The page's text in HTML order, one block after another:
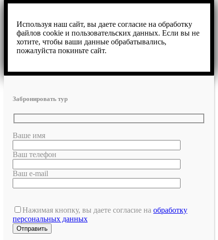
Используя наш сайт, вы даете согласие на обработку
файлов cookie и пользовательских данных. Если вы не
хотите, чтобы ваши данные обрабатывались,
пожалуйста покиньте сайт.
Забронировать тур
Ваше имя
Ваш телефон
Ваш e-mail
Нажимая кнопку, вы даете согласие на обработку
персональных данных